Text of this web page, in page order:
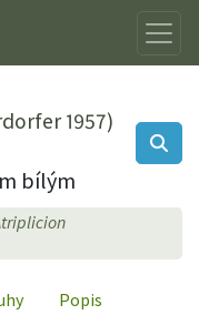
1957)
bílým
Popis